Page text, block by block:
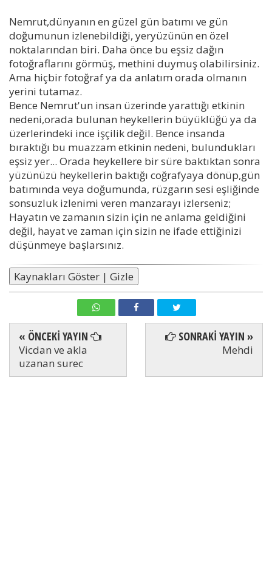
Nemrut,dünyanın en güzel gün batımı ve gün
doğumunun izlenebildiği, yeryüzünün en özel
noktalarından biri. Daha önce bu eşsiz dağın
fotoğraflarını görmüş, methini duymuş olabilirsiniz.
Ama hiçbir fotoğraf ya da anlatım orada olmanın
yerini tutamaz.
Bence Nemrut'un insan üzerinde yarattığı etkinin
nedeni,orada bulunan heykellerin büyüklüğü ya da
üzerlerindeki ince işçilik değil. Bence insanda
bıraktığı bu muazzam etkinin nedeni, bulundukları
eşsiz yer... Orada heykellere bir süre baktıktan sonra
yüzünüzü heykellerin baktığı coğrafyaya dönüp,gün
batımında veya doğumunda, rüzgarın sesi eşliğinde
sonsuzluk izlenimi veren manzarayı izlerseniz;
Hayatın ve zamanın sizin için ne anlama geldiğini
değil, hayat ve zaman için sizin ne ifade ettiğinizi
düşünmeye başlarsınız.
Kaynakları Göster | Gizle
« ÖNCEKİ YAYIN
Vicdan ve akla
uzanan surec
SONRAKİ YAYIN »
Mehdi